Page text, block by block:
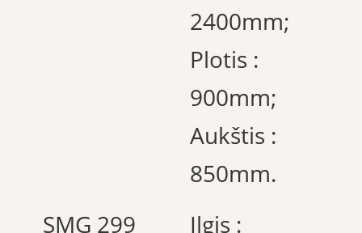
2400mm;
Plotis :
900mm;
Aukštis :
850mm.
SMG 299
Ilgis :